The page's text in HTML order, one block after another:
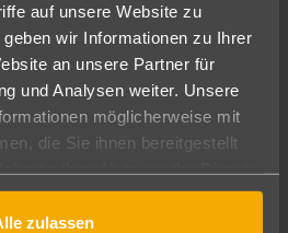
auf unsere Website zu
wir Informationen zu Ihrer
an unsere Partner für
und Analysen weiter. Unsere
möglicherweise mit
die Sie ihnen bereitgestellt
zulassen
Nur Hotel
7-21 Nächte